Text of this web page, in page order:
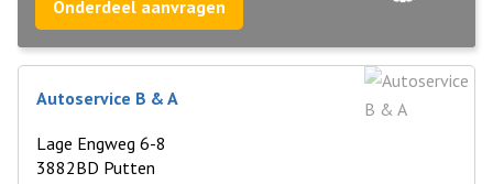
Onderdeel aanvragen
Autoservice B & A
Lage Engweg 6-8
3882BD Putten